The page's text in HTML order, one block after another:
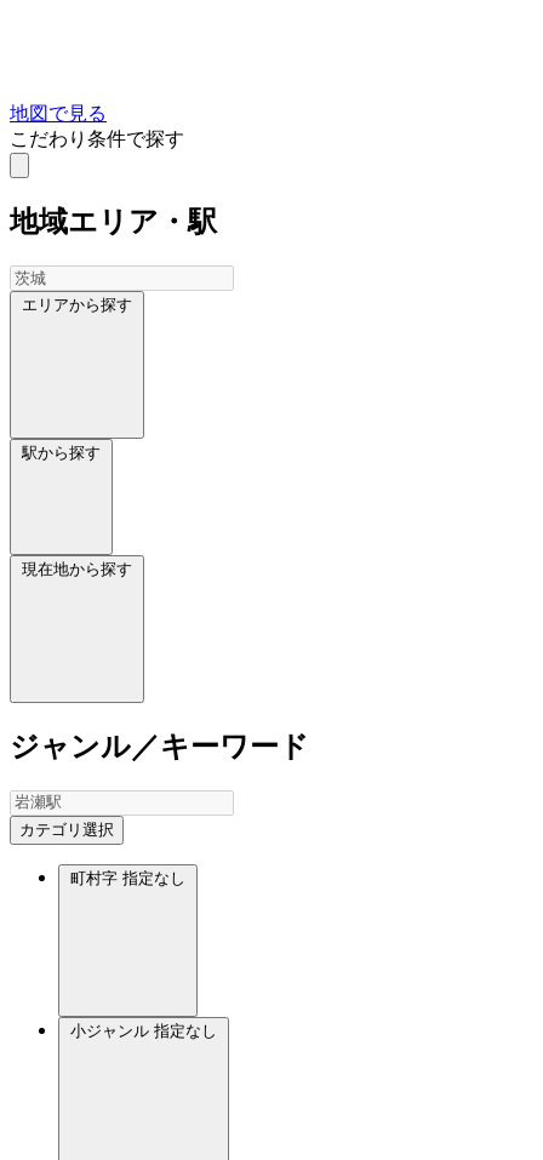
地図で見る
こだわり条件で探す
地域エリア・駅
エリアから探す
駅から探す
現在地から探す
ジャンル／キーワード
カテゴリ選択
町村字 指定なし
小ジャンル 指定なし